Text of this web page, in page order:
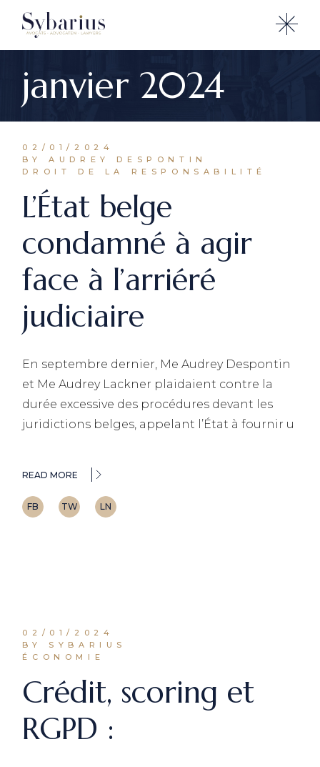
content
janvier 2024
02/01/2024
BY AUDREY DESPONTIN
DROIT DE LA RESPONSABILITÉ
L’État belge
condamné à agir
face à l’arriéré
judiciaire
En septembre dernier, Me Audrey Despontin
et Me Audrey Lackner plaidaient contre la
durée excessive des procédures devant les
juridictions belges, appelant l’État à fournir u
READ MORE
FB TW LN
02/01/2024
BY SYBARIUS
ÉCONOMIE
Crédit, scoring et
RGPD :